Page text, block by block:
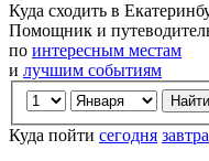
Куда сходить в
Помощник и
по интересным местам
и лучшим событиям
Куда пойти сегодня завтра